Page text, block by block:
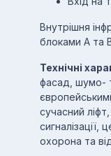
Внутрішня
блоками А та
Технічні
фасад, шумо-
сучасний
сигналізації,
охорона та